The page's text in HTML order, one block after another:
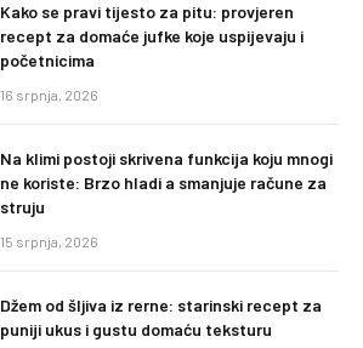
Kako se pravi tijesto za pitu: provjeren
recept za domaće jufke koje uspijevaju i
početnicima
16 srpnja, 2026
Na klimi postoji skrivena funkcija koju mnogi
ne koriste: Brzo hladi a smanjuje račune za
struju
15 srpnja, 2026
Džem od šljiva iz rerne: starinski recept za
puniji ukus i gustu domaću teksturu